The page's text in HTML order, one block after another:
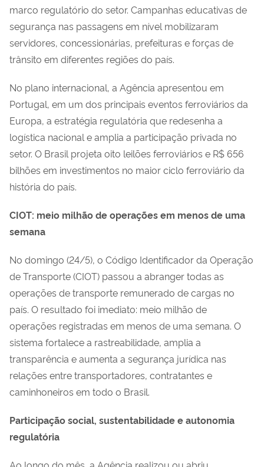
marco regulatório do setor. Campanhas educativas de
segurança nas passagens em nível mobilizaram
servidores, concessionárias, prefeituras e forças de
trânsito em diferentes regiões do país.
No plano internacional, a Agência apresentou em
Portugal, em um dos principais eventos ferroviários da
Europa, a estratégia regulatória que redesenha a
logística nacional e amplia a participação privada no
setor. O Brasil projeta oito leilões ferroviários e R$ 656
bilhões em investimentos no maior ciclo ferroviário da
história do país.
CIOT: meio milhão de operações em menos de uma
semana
No domingo (24/5), o Código Identificador da Operação
de Transporte (CIOT) passou a abranger todas as
operações de transporte remunerado de cargas no
país. O resultado foi imediato: meio milhão de
operações registradas em menos de uma semana. O
sistema fortalece a rastreabilidade, amplia a
transparência e aumenta a segurança jurídica nas
relações entre transportadores, contratantes e
caminhoneiros em todo o Brasil.
Participação social, sustentabilidade e autonomia
regulatória